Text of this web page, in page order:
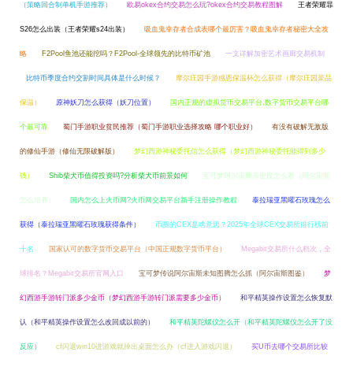
（策略回合制单机手游推荐） 欧易okex合约交易怎么玩?okex合约交易教程图解 王者荣耀暃
S26怎么出装（王者荣耀s24出装） 吸血鬼幸存者合成表哪个最厉害？吸血鬼幸存者秘密大全攻
略 F2Pool鱼池还能挖吗？F2Pool-全球领先的比特币矿池 一文详解加密艺术画廊交易机制
比特币季度合约交割时间具体是什么时候？ 摩尔庄园手游感恩保温杯怎么获得（摩尔庄园菜品
保温） 原神妖刀怎么获得（妖刀位置） 国内正规的虚拟货币交易平台,数字货币交易平台哪
个最可靠 蜀门手游职业贫民推荐（蜀门手游职业选择攻略 哪个职业好） 有没有破解无敌版
的修仙手游（修仙无限破解版） 梦幻西游神秘委托信怎么获得（梦幻西游神秘委托能得到多少
钱） Shib柴犬币值得投资吗?分析柴犬币前景如何 宝可梦阿尔宙斯亲密度怎么看（阿尔宙斯
怎么培养） 国内怎么上火币网?火币网交易平台新手注册操作教程 泰拉瑞亚黑曜石玫瑰怎么
获得（泰拉瑞亚黑曜石玫瑰获得条件） 币圈的CEX是啥意思？2025年全球CEX交易所排行榜前
十名 国家认可的数字货币交易平台（中国正规数字货币平台） Megabit交易所什么档次，全
球排名？Megabit交易所官网入口 宝可梦传说阿尔宙斯未知图腾怎么抓（阿尔宙斯图鉴） 梦
幻西游手游转门派多少金币（梦幻西游手游转门派需要多少金币） 和平精英操作设置怎么恢复默
认（和平精英操作设置怎么改回成以前的） 和平精英陀螺仪怎么开（和平精英陀螺仪怎么开了没
反应） cf闪退win10进游戏就掉出桌面怎么办（cf进入游戏闪退） 买U币去哪个交易所比较